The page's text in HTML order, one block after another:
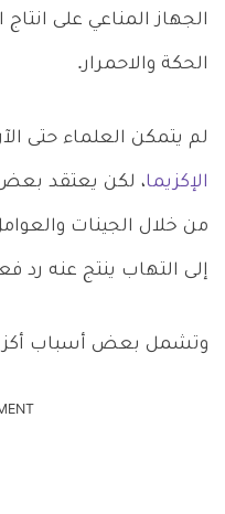
الجهاز المناعي على
الحكة والاحمرار.
لم يتمكن العلماء حتى
الإكزيما، لكن يعتقد
من خلال الجينات
إلى التهاب ينتج عنه
وتشمل بعض أسباب